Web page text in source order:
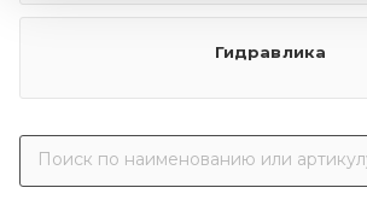
Гидравлика